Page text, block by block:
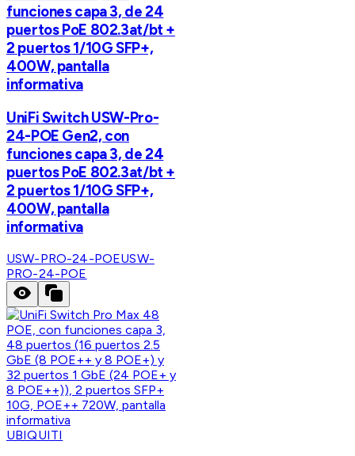
funciones capa 3, de 24
puertos PoE 802.3at/bt +
2 puertos 1/10G SFP+,
400W, pantalla
informativa
UniFi Switch USW-Pro-
24-POE Gen2, con
funciones capa 3, de 24
puertos PoE 802.3at/bt +
2 puertos 1/10G SFP+,
400W, pantalla
informativa
USW-PRO-24-POEUSW-
PRO-24-POE
UBIQUITI